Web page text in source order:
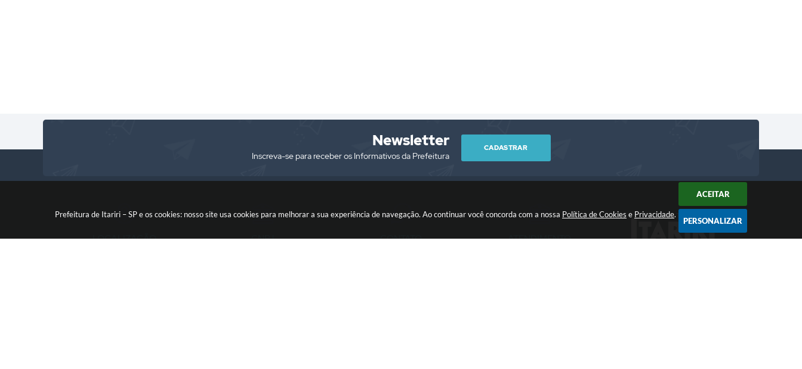
Prefeitura de Itariri – SP e os cookies: nosso site usa cookies para melhorar a sua experiência de navegação. Ao continuar você concorda com a nossa Política de Cookies e Privacidade.
ACEITAR
PERSONALIZAR
Newsletter
Inscreva-se para receber os Informativos da Prefeitura
CADASTRAR
LOCALIZAÇÃO CNPJ CONTATO ATENDIMENTO